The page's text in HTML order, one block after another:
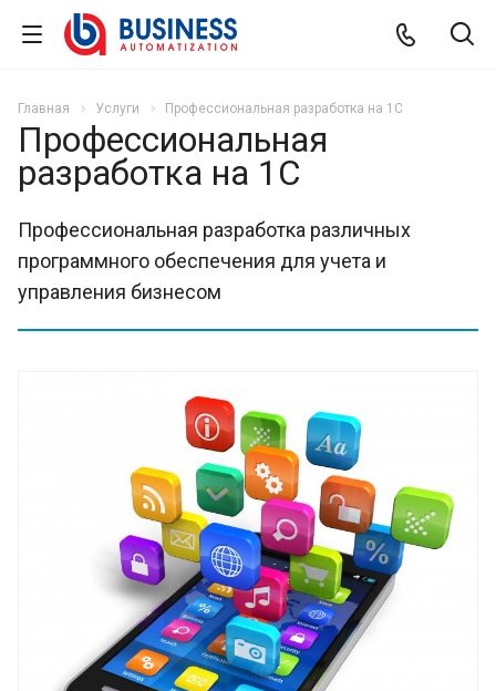
Главная Услуги Профессиональная разработка на 1С
Профессиональная
разработка на 1С
Профессиональная разработка различных
программного обеспечения для учета и
управления бизнесом